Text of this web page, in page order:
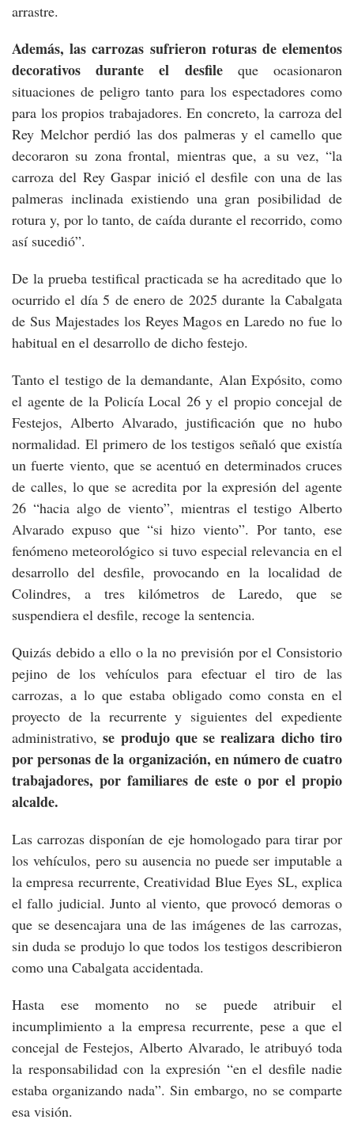
arrastre.
Además, las carrozas sufrieron roturas de elementos
decorativos durante el desfile que ocasionaron
situaciones de peligro tanto para los espectadores como
para los propios trabajadores. En concreto, la carroza del
Rey Melchor perdió las dos palmeras y el camello que
decoraron su zona frontal, mientras que, a su vez, “la
carroza del Rey Gaspar inició el desfile con una de las
palmeras inclinada existiendo una gran posibilidad de
rotura y, por lo tanto, de caída durante el recorrido, como
así sucedió”.
De la prueba testifical practicada se ha acreditado que lo
ocurrido el día 5 de enero de 2025 durante la Cabalgata
de Sus Majestades los Reyes Magos en Laredo no fue lo
habitual en el desarrollo de dicho festejo.
Tanto el testigo de la demandante, Alan Expósito, como
el agente de la Policía Local 26 y el propio concejal de
Festejos, Alberto Alvarado, justificación que no hubo
normalidad. El primero de los testigos señaló que existía
un fuerte viento, que se acentuó en determinados cruces
de calles, lo que se acredita por la expresión del agente
26 “hacia algo de viento”, mientras el testigo Alberto
Alvarado expuso que “si hizo viento”. Por tanto, ese
fenómeno meteorológico si tuvo especial relevancia en el
desarrollo del desfile, provocando en la localidad de
Colindres, a tres kilómetros de Laredo, que se
suspendiera el desfile, recoge la sentencia.
Quizás debido a ello o la no previsión por el Consistorio
pejino de los vehículos para efectuar el tiro de las
carrozas, a lo que estaba obligado como consta en el
proyecto de la recurrente y siguientes del expediente
administrativo,se produjo que se realizara dicho tiro
por personas de la organización, en número de cuatro
trabajadores, por familiares de este o por el propio
alcalde.
Las carrozas disponían de eje homologado para tirar por
los vehículos, pero su ausencia no puede ser imputable a
la empresa recurrente, Creatividad Blue Eyes SL, explica
el fallo judicial. Junto al viento, que provocó demoras o
que se desencajara una de las imágenes de las carrozas,
sin duda se produjo lo que todos los testigos describieron
como una Cabalgata accidentada.
Hasta ese momento no se puede atribuir el
incumplimiento a la empresa recurrente, pese a que el
concejal de Festejos, Alberto Alvarado, le atribuyó toda
la responsabilidad con la expresión “en el desfile nadie
estaba organizando nada”. Sin embargo, no se comparte
esa visión.